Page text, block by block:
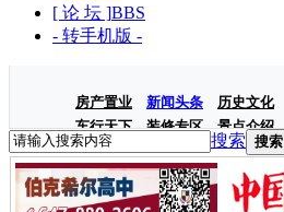
[ 论 坛 ]BBS
- 转手机版 -
房产置业 新闻头条
历史文化
车行天下
装修专区 景点介绍
搜索 搜索